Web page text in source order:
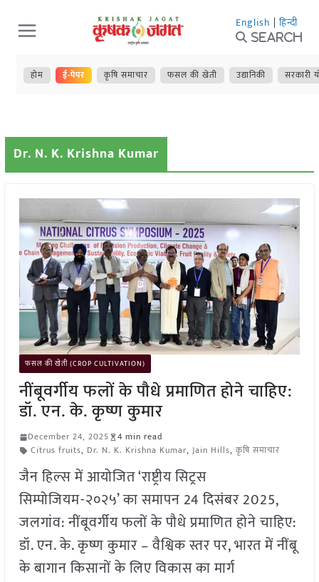
Skip
to
content
English | हिन्दी
Search
होम ई-पेपर कृषि समाचार फसल की खेती उद्यानिकी सरकारी
Dr. N. K. Krishna Kumar
फसल की खेती (CROP CULTIVATION)
नींबूवर्गीय फलों के पौधे प्रमाणित होने चाहिए:
डॉ. एन. के. कृष्ण कुमार
December 24, 2025
4 min read
Citrus fruits, Dr. N. K. Krishna Kumar, Jain Hills, कृषि समाचार
जैन हिल्स में आयोजित ‘राष्ट्रीय सिट्रस
सिम्पोजियम-२०२५’ का समापन 24 दिसंबर 2025,
जलगांव: नींबूवर्गीय फलों के पौधे प्रमाणित होने चाहिए:
डॉ. एन. के. कृष्ण कुमार – वैश्विक स्तर पर, भारत में नींबू
के बागान किसानों के लिए विकास का मार्ग